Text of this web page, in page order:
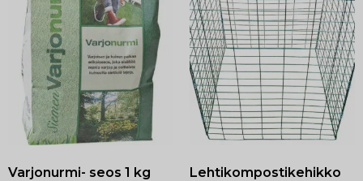
Varjonurmi- seos 1 kg Lehtikompostikehikko